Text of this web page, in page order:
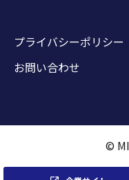
プライバシーポリシー
お問い合わせ
©